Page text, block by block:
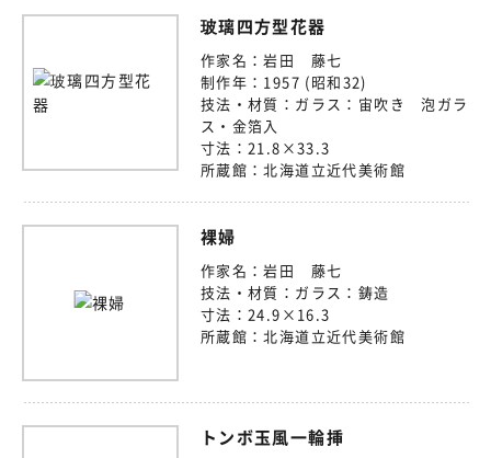
玻璃四方型花器
作家名：岩田 藤七
制作年： 1957 (昭和32)
技法・材質： ガラス：宙吹き 泡ガラ
ス・金箔入
寸法： 21.8×33.3
所蔵館： 北海道立近代美術館
裸婦
作家名：岩田 藤七
技法・材質： ガラス：鋳造
寸法： 24.9×16.3
所蔵館： 北海道立近代美術館
トンボ玉風一輪挿